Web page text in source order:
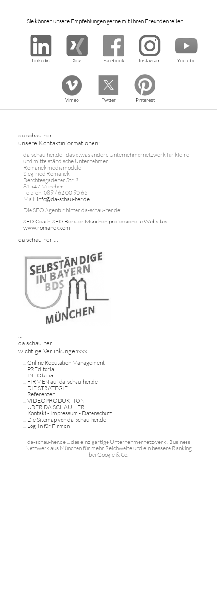
Sie können unsere Empfehlungen gerne mit Ihren Freunden teilen ... ...
Linkedin Xing Facebook Instagram Youtube
Vimeo Twitter Pinterest
da schau her ...
unsere Kontaktinformationen:
da-schau-her.de - das etwas andere Unternehmernetzwerk für kleine
und mittelständische Unternehmen
Romanek mediamodule
Siegfried Romanek
Berchtesgadener Str. 9
81547 München
Telefon: 089 / 62 00 90 65
Mail: info@da-schau-her.de
Die SEO Agentur hinter da-schau-her.de:
SEO Coach, SEO Berater München, professionelle Websites
www.romanek.com
da schau her ...
da schau her ...
wichtige Verlinkungenxxx
Online Reputation Management
PREditorial
INFOtorial
FIRMEN auf da-schau-her.de
DIE STRATEGIE
Referenzen
VIDEOPRODUKTION
ÜBER DA SCHAU HER
Kontakt - Impressum - Datenschutz
Die Sitemap von da-schau-her.de
Log-In für Firmen
da-schau-her.de ... das einzigartige Unternehmernetzwerk . Business
Netzwerk aus München für mehr Reichweite und ein bessere Ranking
bei Google & Co.